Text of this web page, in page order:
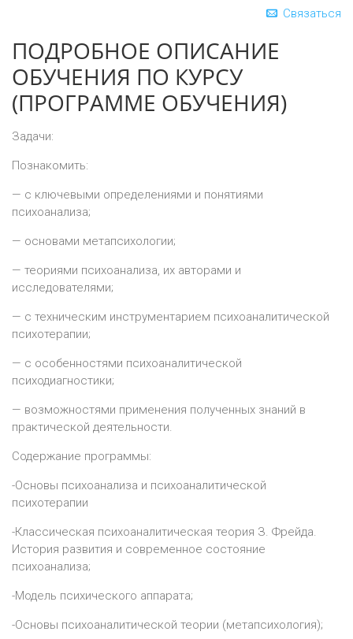
Связаться
ПОДРОБНОЕ ОПИСАНИЕ
ОБУЧЕНИЯ ПО КУРСУ
(ПРОГРАММЕ ОБУЧЕНИЯ)
Задачи:
Познакомить:
— с ключевыми определениями и понятиями
психоанализа;
— основами метапсихологии;
— теориями психоанализа, их авторами и
исследователями;
— с техническим инструментарием психоаналитической
психотерапии;
— с особенностями психоаналитической
психодиагностики;
— возможностями применения полученных знаний в
практической деятельности.
Содержание программы:
-Основы психоанализа и психоаналитической
психотерапии
-Классическая психоаналитическая теория З. Фрейда.
История развития и современное состояние
психоанализа;
-Модель психического аппарата;
-Основы психоаналитической теории (метапсихология);